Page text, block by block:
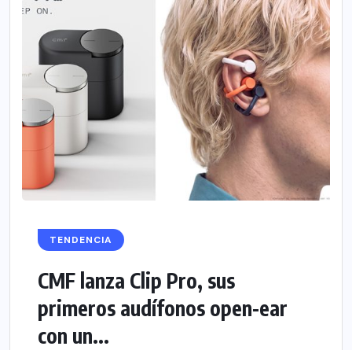
TENDENCIA
CMF lanza Clip Pro, sus
primeros audífonos open-ear
con un...